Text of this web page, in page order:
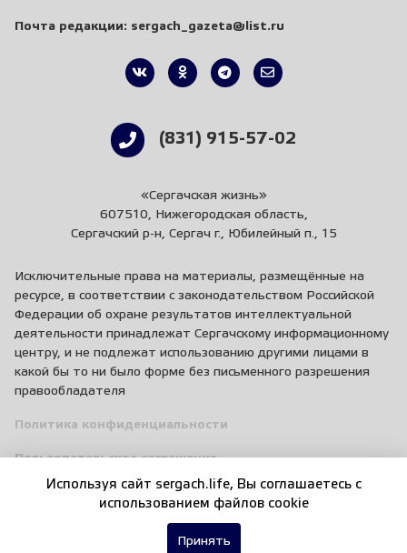
Почта редакции: sergach_gazeta@list.ru
(831) 915-57-02
«Сергачская жизнь»
607510, Нижегородская область,
Сергачский р-н, Сергач г., Юбилейный п., 15
Исключительные права на материалы, размещённые на
ресурсе, в соответствии с законодательством Российской
Федерации об охране результатов интеллектуальной
деятельности принадлежат Сергачскому информационному
центру, и не подлежат использованию другими лицами в
какой бы то ни было форме без письменного разрешения
правообладателя
Политика конфиденциальности
Пользовательское соглашение
Правила общения
Используя сайт sergach.life, Вы соглашаетесь c
использованием файлов cookie
Принять